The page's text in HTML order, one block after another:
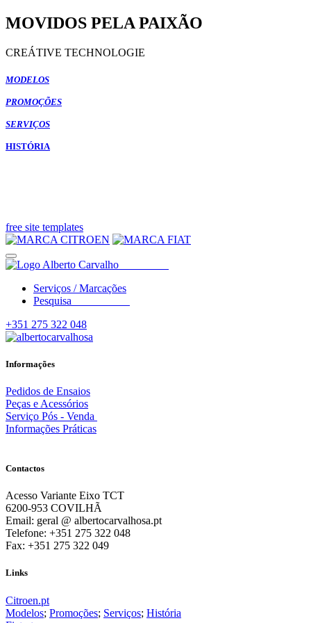
MOVIDOS PELA PAIXÃO
CREÁTIVE TECHNOLOGIE
MODELOS
PROMOÇÕES
SERVIÇOS
HISTÓRIA
free site templates
Serviços / Marcações
Pesquisa
+351 275 322 048
Informações
Pedidos de Ensaios
Peças e Acessórios
Serviço Pós - Venda
Informações Práticas
Contactos
Acesso Variante Eixo TCT
6200-953 COVILHÃ
Email: geral @ albertocarvalhosa.pt
Telefone: +351 275 322 048
Fax: +351 275 322 049
Links
Citroen.pt
Modelos; Promoções; Serviços; História